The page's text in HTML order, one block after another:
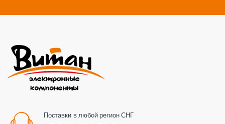
Поставки в любой регион СНГ